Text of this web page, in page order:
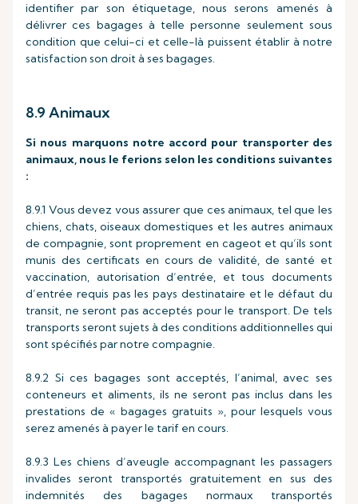
identifier par son étiquetage, nous serons amenés à
délivrer ces bagages à telle personne seulement sous
condition que celui-ci et celle-là puissent établir à notre
satisfaction son droit à ses bagages.
8.9 Animaux
Si nous marquons notre accord pour transporter des
animaux, nous le ferions selon les conditions suivantes
:
8.9.1 Vous devez vous assurer que ces animaux, tel que les
chiens, chats, oiseaux domestiques et les autres animaux
de compagnie, sont proprement en cageot et qu’ils sont
munis des certificats en cours de validité, de santé et
vaccination, autorisation d’entrée, et tous documents
d’entrée requis pas les pays destinataire et le défaut du
transit, ne seront pas acceptés pour le transport. De tels
transports seront sujets à des conditions additionnelles qui
sont spécifiés par notre compagnie.
8.9.2 Si ces bagages sont acceptés, l’animal, avec ses
conteneurs et aliments, ils ne seront pas inclus dans les
prestations de « bagages gratuits », pour lesquels vous
serez amenés à payer le tarif en cours.
8.9.3 Les chiens d’aveugle accompagnant les passagers
invalides seront transportés gratuitement en sus des
indemnités des bagages normaux transportés